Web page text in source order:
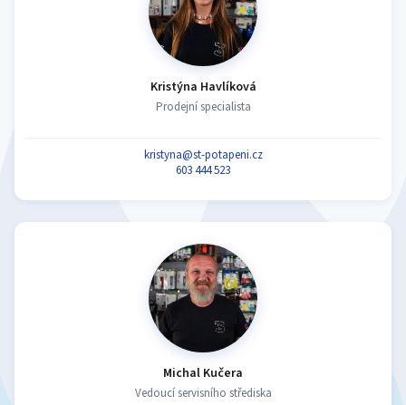
Kristýna Havlíková
Prodejní specialista
kristyna@st-potapeni.cz
603 444 523
Michal Kučera
Vedoucí servisního střediska